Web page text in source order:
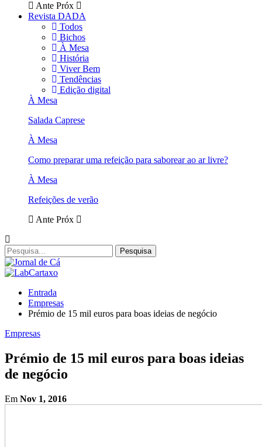
Ante Próx
Revista DADA
Todos
Bichos
À Mesa
História
Viver Bem
Tendências
Edição digital
À Mesa
Salada Caprese
À Mesa
Como preparar uma refeição para saborear ao ar livre?
À Mesa
Refeições de verão
Ante Próx
Entrada
Empresas
Prémio de 15 mil euros para boas ideias de negócio
Empresas
Prémio de 15 mil euros para boas ideias
de negócio
Em Nov 1, 2016